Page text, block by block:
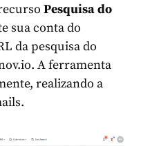
Pesquisa do
sua conta do
da pesquisa do
A ferramenta
realizando a